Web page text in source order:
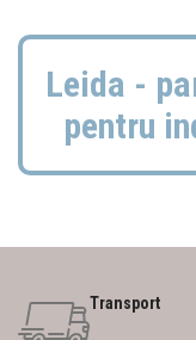
Leida -
pentru
Transport